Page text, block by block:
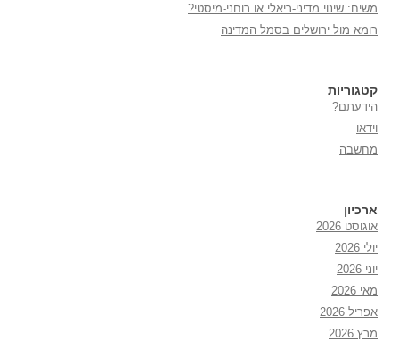
משיח: שינוי מדיני-ריאלי או רוחני-מיסטי?
רומא מול ירושלים בסמל המדינה
קטגוריות
הידעתם?
וידאו
מחשבה
ארכיון
אוגוסט 2026
יולי 2026
יוני 2026
מאי 2026
אפריל 2026
מרץ 2026